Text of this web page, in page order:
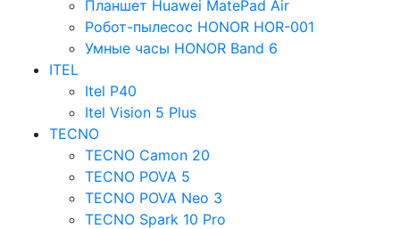
Планшет Huawei MatePad Air
Робот-пылесос HONOR HOR-001
Умные часы HONOR Band 6
ITEL
Itel P40
Itel Vision 5 Plus
TECNO
TECNO Camon 20
TECNO POVA 5
TECNO POVA Neo 3
TECNO Spark 10 Pro